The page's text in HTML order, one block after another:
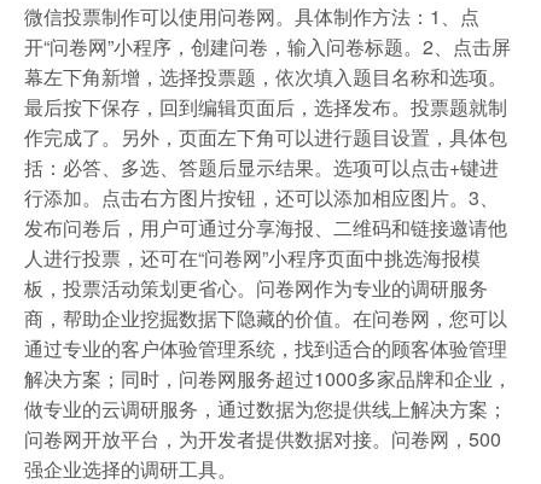
微信投票制作可以使用问卷网。具体制作方法：1、点
开“问卷网”小程序，创建问卷，输入问卷标题。2、点击屏
幕左下角新增，选择投票题，依次填入题目名称和选项。
最后按下保存，回到编辑页面后，选择发布。投票题就制
作完成了。另外，页面左下角可以进行题目设置，具体包
括：必答、多选、答题后显示结果。选项可以点击+键进
行添加。点击右方图片按钮，还可以添加相应图片。3、
发布问卷后，用户可通过分享海报、二维码和链接邀请他
人进行投票，还可在“问卷网”小程序页面中挑选海报模
板，投票活动策划更省心。问卷网作为专业的调研服务
商，帮助企业挖掘数据下隐藏的价值。在问卷网，您可以
通过专业的客户体验管理系统，找到适合的顾客体验管理
解决方案；同时，问卷网服务超过1000多家品牌和企业，
做专业的云调研服务，通过数据为您提供线上解决方案；
问卷网开放平台，为开发者提供数据对接。问卷网，500
强企业选择的调研工具。